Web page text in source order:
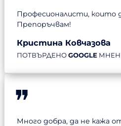
Професионалисти, които
Препоръчвам!
Кристина Ковчазова
ПОТВЪРДЕНОGOOGLE
Много добра, да не кажа